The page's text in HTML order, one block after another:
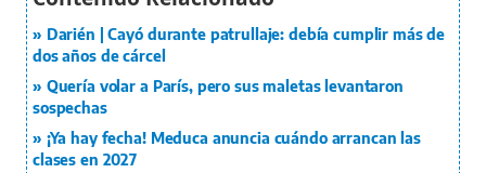
Darién | Cayó durante patrullaje: debía cumplir más de
dos años de cárcel
Quería volar a París, pero sus maletas levantaron
sospechas
¡Ya hay fecha! Meduca anuncia cuándo arrancan las
clases en 2027